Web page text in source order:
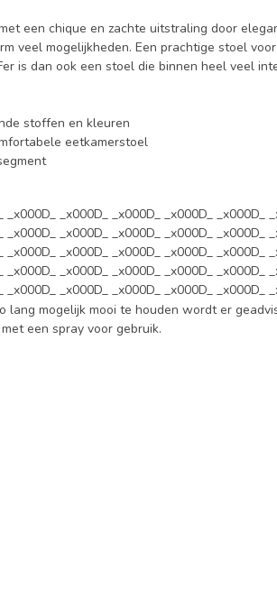
een chique en zachte uitstraling door
veel mogelijkheden. Een prachtige stoel
is dan ook een stoel die binnen heel veel
stoffen en kleuren
eetkamerstoel
_x000D_ _x000D_ _x000D_ _x000D_ _x000D_
_x000D_ _x000D_ _x000D_ _x000D_ _x000D_
_x000D_ _x000D_ _x000D_ _x000D_ _x000D_
_x000D_ _x000D_ _x000D_ _x000D_ _x000D_
_x000D_ _x000D_ _x000D_ _x000D_ _x000D_
lang mogelijk mooi te houden wordt er
een spray voor gebruik.